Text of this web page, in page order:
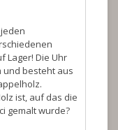
Lager! Die Uhr
und besteht aus
ist, auf das die
gemalt wurde?